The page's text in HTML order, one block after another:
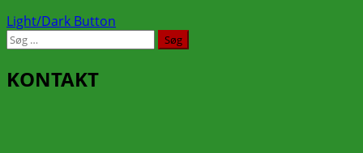
Light/Dark Button
Søg
KONTAKT